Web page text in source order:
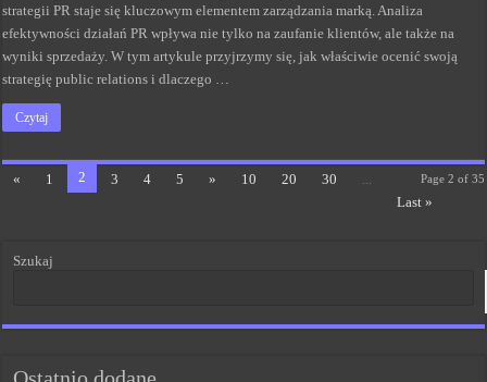
strategii PR staje się kluczowym elementem zarządzania marką. Analiza
efektywności działań PR wpływa nie tylko na zaufanie klientów, ale także na
wyniki sprzedaży. W tym artykule przyjrzymy się, jak właściwie ocenić swoją
strategię public relations i dlaczego …
Czytaj
Page 2 of 35
« 1 2 3 4 5 » 10 20 30
Last »
Szukaj